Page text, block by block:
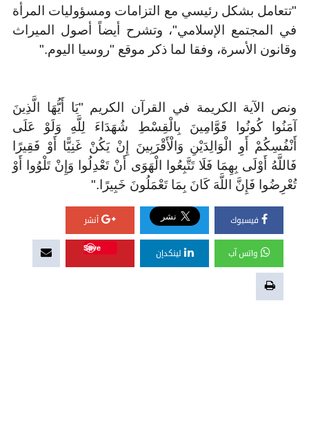
"تتعامل بشكل رئيسي مع التزامات ومسؤوليات المرأة
في المجتمع الإسلامي"، وتشرح أيضاً أصول الميراث
وقانون الأسرة، وفقا لما ذكر موقع "روسيا اليوم".
ونص الآية الكريمة في القرآن الكريم "يَا أَيُّهَا الَّذِينَ
آمَنُوا كُونُوا قَوَّامِينَ بِالْقِسْطِ شُهَدَاءَ لِلَّهِ وَلَوْ عَلَى
أَنْفُسِكُمْ أَوِ الْوَالِدَيْنِ وَالْأَقْرَبِينَ إِنْ يَكُنْ غَنِيًّا أَوْ فَقِيرًا
فَاللَّهُ أَوْلَى بِهِمَا فَلَا تَتَّبِعُوا الْهَوَى أَنْ تَعْدِلُوا وَإِنْ تَلْوُوا أَوْ
تُعْرِضُوا فَإِنَّ اللَّهَ كَانَ بِمَا تَعْمَلُونَ خَبِيرًا ".
فيسبوك أنشر
واتس آب لينكدإن
Save